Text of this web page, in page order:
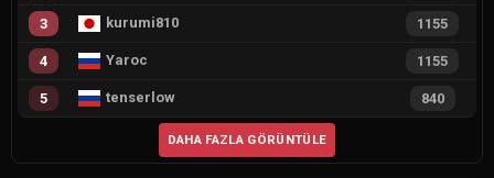
3 kurumi810 1155
4 Yaroc 1155
5 tenserlow 840
DAHA FAZLA GÖRÜNTÜLE